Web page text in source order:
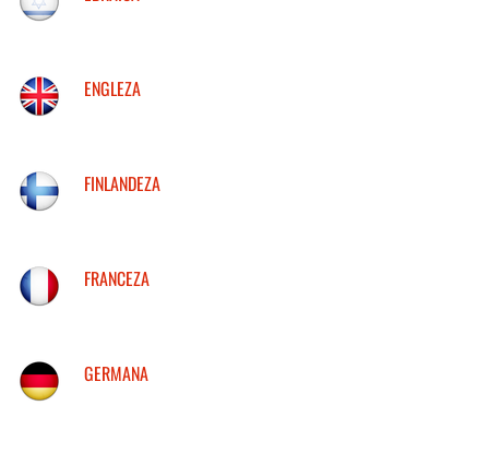
ENGLEZA
FINLANDEZA
FRANCEZA
GERMANA